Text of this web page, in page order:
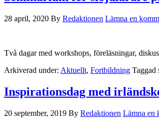
28 april, 2020 By Redaktionen Lämna en
Två dagar med workshops, föreläsningar,
Arkiverad under: Aktuellt, Fortbildning Taggad
Inspirationsdag med
20 september, 2019 By Redaktionen Lämna en